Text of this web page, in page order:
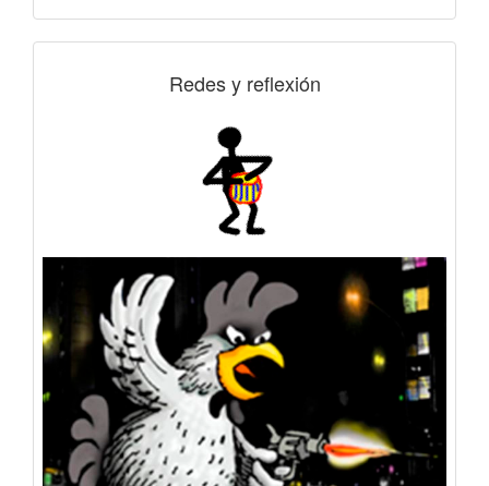
Redes y reflexión